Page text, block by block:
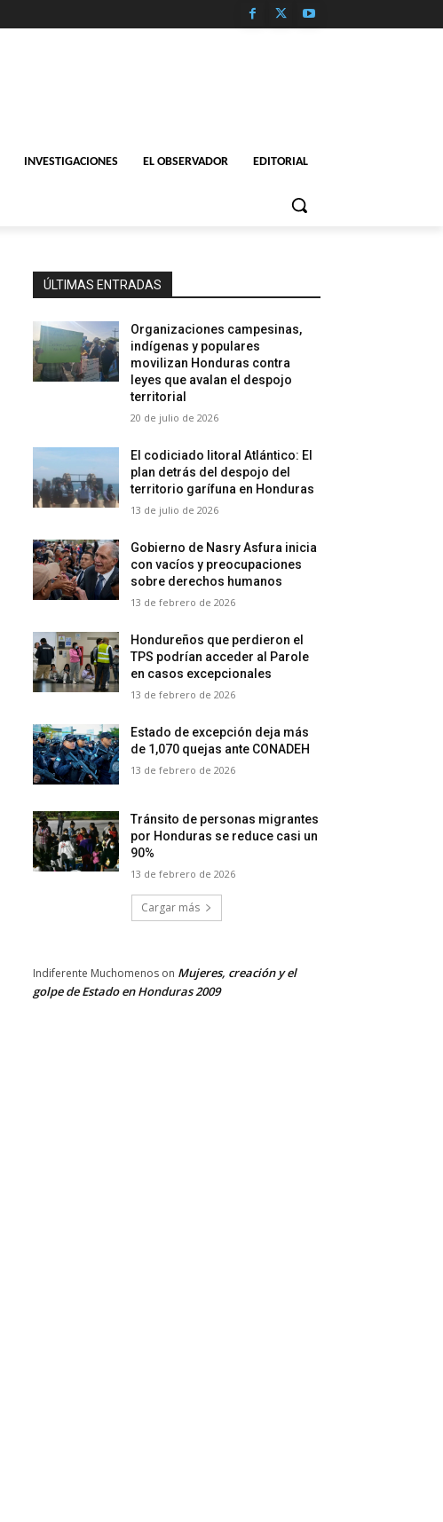
INVESTIGACIONES EL OBSERVADOR EDITORIAL
ÚLTIMAS ENTRADAS
Organizaciones campesinas,
indígenas y populares
movilizan Honduras contra
leyes que avalan el despojo
territorial
20 de julio de 2026
El codiciado litoral Atlántico: El
plan detrás del despojo del
territorio garífuna en Honduras
13 de julio de 2026
Gobierno de Nasry Asfura inicia
con vacíos y preocupaciones
sobre derechos humanos
13 de febrero de 2026
Hondureños que perdieron el
TPS podrían acceder al Parole
en casos excepcionales
13 de febrero de 2026
Estado de excepción deja más
de 1,070 quejas ante CONADEH
13 de febrero de 2026
Tránsito de personas migrantes
por Honduras se reduce casi un
90%
13 de febrero de 2026
Cargar más
Indiferente Muchomenos on Mujeres, creación y el
golpe de Estado en Honduras 2009